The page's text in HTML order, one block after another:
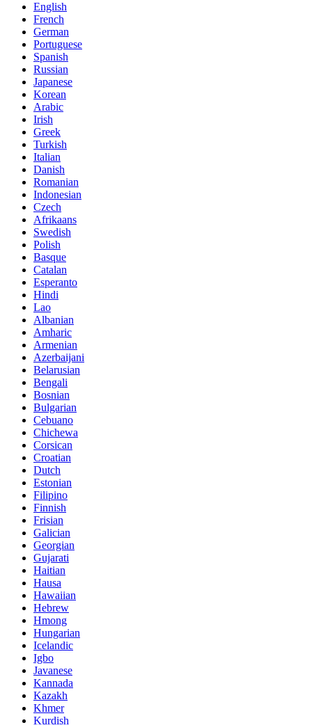
English
French
German
Portuguese
Spanish
Russian
Japanese
Korean
Arabic
Irish
Greek
Turkish
Italian
Danish
Romanian
Indonesian
Czech
Afrikaans
Swedish
Polish
Basque
Catalan
Esperanto
Hindi
Lao
Albanian
Amharic
Armenian
Azerbaijani
Belarusian
Bengali
Bosnian
Bulgarian
Cebuano
Chichewa
Corsican
Croatian
Dutch
Estonian
Filipino
Finnish
Frisian
Galician
Georgian
Gujarati
Haitian
Hausa
Hawaiian
Hebrew
Hmong
Hungarian
Icelandic
Igbo
Javanese
Kannada
Kazakh
Khmer
Kurdish